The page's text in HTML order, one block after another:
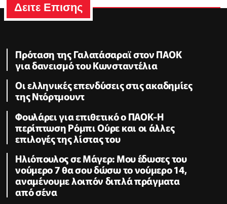
Δειτε Επισης
Πρόταση της Γαλατάσαραϊ στον ΠΑΟΚ
για δανεισμό του Κωνσταντέλια
Οι ελληνικές επενδύσεις στις ακαδημίες
της Ντόρτμουντ
Φουλάρει για επιθετικό ο ΠΑΟΚ-Η
περίπτωση Ρόμπι Ούρε και οι άλλες
επιλογές της λίστας του
Ηλιόπουλος σε Μάγερ: Μου έδωσες του
νούμερο 7 θα σου δώσω το νούμερο 14,
αναμένουμε λοιπόν διπλά πράγματα
από σένα